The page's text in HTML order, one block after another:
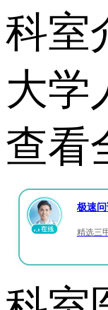
科室
大学
查看
极速
精选三